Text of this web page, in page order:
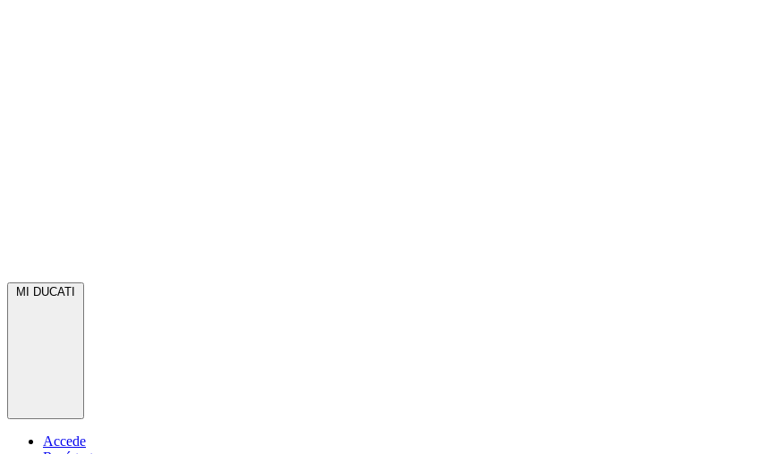
MI DUCATI
Accede